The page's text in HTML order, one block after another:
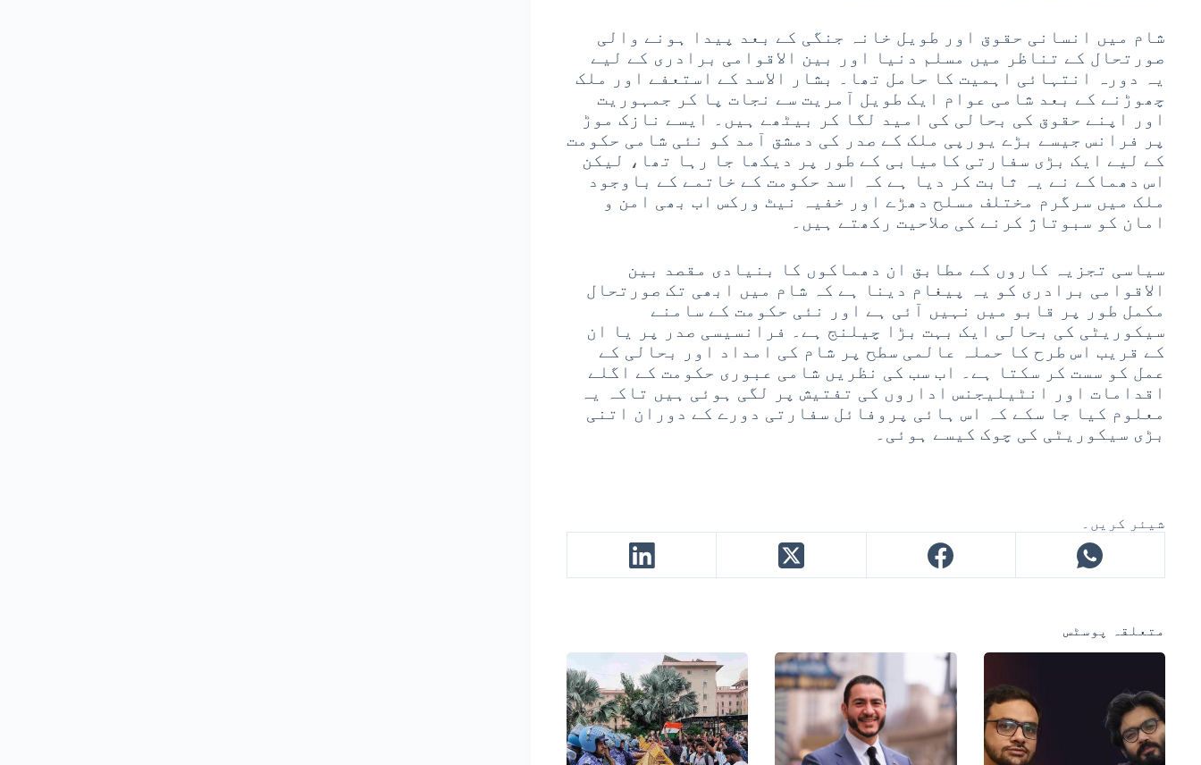
شام میں انسانی حقوق اور طویل خانہ جنگی کے بعد پیدا ہونے والی
صورتحال کے تناظر میں مسلم دنیا اور بین الاقوامی برادری کے لیے
یہ دورہ انتہائی اہمیت کا حامل تھا۔ بشار الاسد کے استعفے اور ملک
چھوڑنے کے بعد شامی عوام ایک طویل آمریت سے نجات پا کر جمہوریت
اور اپنے حقوق کی بحالی کی امید لگا کر بیٹھے ہیں۔ ایسے نازک موڑ
پر فرانس جیسے بڑے یورپی ملک کے صدر کی دمشق آمد کو نئی شامی حکومت
کے لیے ایک بڑی سفارتی کامیابی کے طور پر دیکھا جا رہا تھا، لیکن
اس دھماکے نے یہ ثابت کر دیا ہے کہ اسد حکومت کے خاتمے کے باوجود
ملک میں سرگرم مختلف مسلح دھڑے اور خفیہ نیٹ ورکس اب بھی امن و
امان کو سبوتاژ کرنے کی صلاحیت رکھتے ہیں۔
سیاسی تجزیہ کاروں کے مطابق ان دھماکوں کا بنیادی مقصد بین
الاقوامی برادری کو یہ پیغام دینا ہے کہ شام میں ابھی تک صورتحال
مکمل طور پر قابو میں نہیں آئی ہے اور نئی حکومت کے سامنے
سیکوریٹی کی بحالی ایک بہت بڑا چیلنج ہے۔ فرانسیسی صدر پر یا ان
کے قریب اس طرح کا حملہ عالمی سطح پر شام کی امداد اور بحالی کے
عمل کو سست کر سکتا ہے۔ اب سب کی نظریں شامی عبوری حکومت کے اگلے
اقدامات اور انٹیلیجنس اداروں کی تفتیش پر لگی ہوئی ہیں تاکہ یہ
معلوم کیا جا سکے کہ اس ہائی پروفائل سفارتی دورے کے دوران اتنی
بڑی سیکوریٹی کی چوک کیسے ہوئی۔
شیئر کریں۔
متعلقہ پوسٹس